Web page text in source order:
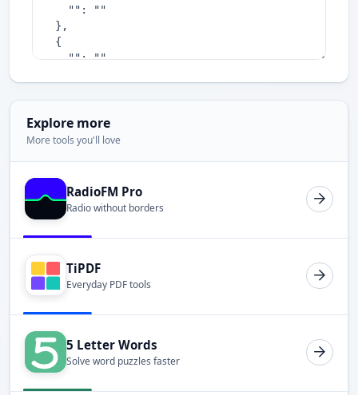
Explore more
More tools you'll love
RadioFM Pro
Radio without borders
TiPDF
Everyday PDF tools
5 Letter Words
Solve word puzzles faster